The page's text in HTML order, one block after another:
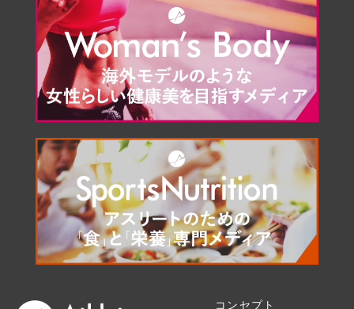
コンセプト